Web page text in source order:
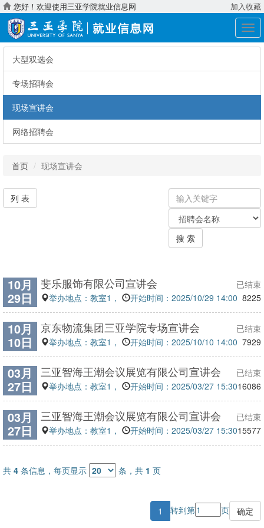
您好！欢迎使用三亚学院就业信息网 加入收藏
展
开
大型双选会
专场招聘会
现场宣讲会
网络招聘会
首页 现场宣讲会
输
入
键
字：
关
键
类
搜 索
列 表
10月
29日
斐乐服饰有限公司宣讲会 已结束
举办地点：教室1， 开始时间：2025/10/29 14:00 8225
10月
10日
京东物流集团三亚学院专场宣讲会 已结束
举办地点：教室1， 开始时间：2025/10/10 14:00 7929
03月
27日
三亚智海王潮会议展览有限公司宣讲会 已结束
举办地点：教室1， 开始时间：2025/03/27 15:3016086
03月
27日
三亚智海王潮会议展览有限公司宣讲会 已结束
举办地点：教室1， 开始时间：2025/03/27 15:3015577
共 4 条信息，每页显示 条，共 1 页
1 转到第 页